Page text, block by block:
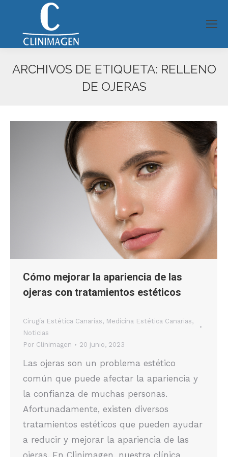
ARCHIVOS DE ETIQUETA: RELLENO
DE OJERAS
Cómo mejorar la apariencia de las
ojeras con tratamientos estéticos
Cirugía Estética Canarias, Medicina Estética Canarias,
Noticias
Por Clinimagen 20 junio, 2023
Las ojeras son un problema estético
común que puede afectar la apariencia y
la confianza de muchas personas.
Afortunadamente, existen diversos
tratamientos estéticos que pueden ayudar
a reducir y mejorar la apariencia de las